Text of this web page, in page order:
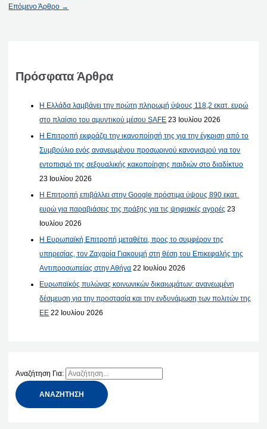
Επόμενο Άρθρο →
Πρόσφατα Άρθρα
Η Ελλάδα λαμβάνει την πρώτη πληρωμή ύψους 118,2 εκατ. ευρώ
στο πλαίσιο του αμυντικού μέσου SAFE 23 Ιουλίου 2026
Η Επιτροπή εκφράζει την ικανοποίησή της για την έγκριση από το
Συμβούλιο ενός ανανεωμένου προσωρινού κανονισμού για τον
εντοπισμό της σεξουαλικής κακοποίησης παιδιών στο διαδίκτυο
23 Ιουλίου 2026
Η Επιτροπή επιβάλλει στην Google πρόστιμα ύψους 890 εκατ.
ευρώ για παραβιάσεις της πράξης για τις ψηφιακές αγορές 23
Ιουλίου 2026
Η Ευρωπαϊκή Επιτροπή μεταθέτει, προς το συμφέρον της
υπηρεσίας, τον Ζαχαρία Γιακουμή στη θέση του Επικεφαλής της
Αντιπροσωπείας στην Αθήνα 22 Ιουλίου 2026
Ευρωπαϊκός πυλώνας κοινωνικών δικαιωμάτων: ανανεωμένη
δέσμευση για την προστασία και την ενδυνάμωση των πολιτών της
ΕΕ 22 Ιουλίου 2026
Αναζήτηση Για: